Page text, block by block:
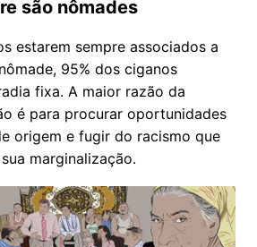
são nômades
estarem sempre associados a
95% dos ciganos
fixa. A maior razão da
é para procurar oportunidades
origem e fugir do racismo que
marginalização.